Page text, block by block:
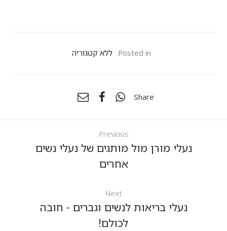
Posted in: ללא קטגוריה
Share
Previous
נעלי מורן מול מותגים של נעלי נשים
אחרים
Next
נעלי בריאות לנשים וגברים - חובה
לכולם!